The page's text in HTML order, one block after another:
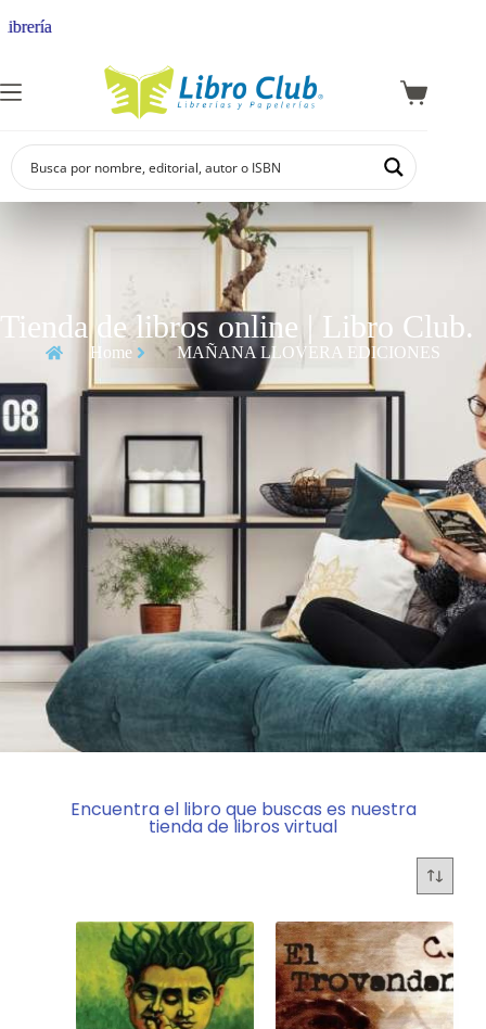
Tienda de libros online | Libro Club.
Home MAÑANA LLOVERA EDICIONES
Encuentra el libro que buscas es nuestra
tienda de libros virtual